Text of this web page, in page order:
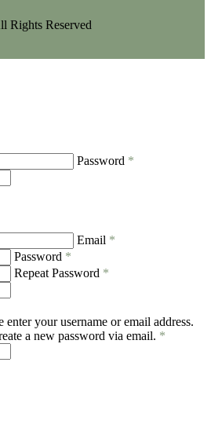
Rights Reserved
Password *
Email *
Password *
Repeat Password *
enter your username or email address.
a new password via email. *